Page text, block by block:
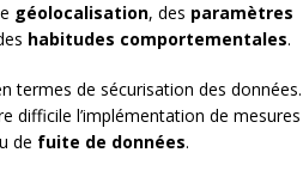
géolocalisation, des paramètres
habitudes comportementales.
termes de sécurisation des données.
difficile l’implémentation de mesures
de fuite de données.